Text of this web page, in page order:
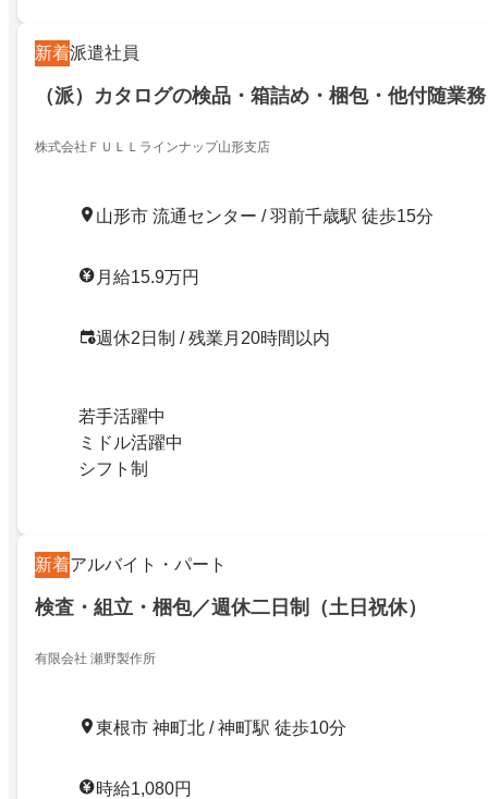
新着派遣社員
（派）カタログの検品・箱詰め・梱包・他付随業務
株式会社ＦＵＬＬラインナップ山形支店
山形市 流通センター / 羽前千歳駅 徒歩15分
月給15.9万円
週休2日制 / 残業月20時間以内
若手活躍中
ミドル活躍中
シフト制
新着アルバイト・パート
検査・組立・梱包／週休二日制（土日祝休）
有限会社 瀬野製作所
東根市 神町北 / 神町駅 徒歩10分
時給1,080円